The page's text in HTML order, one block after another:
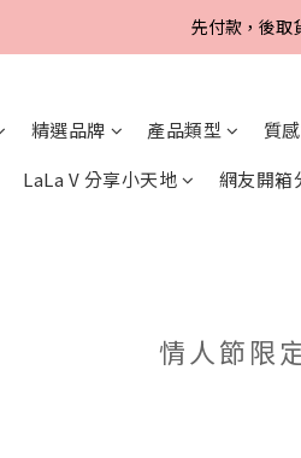
Line好友招募
先付款，後取
精選品牌 產品類型 質
LaLa V 分享小天地 網友開箱
情人節限